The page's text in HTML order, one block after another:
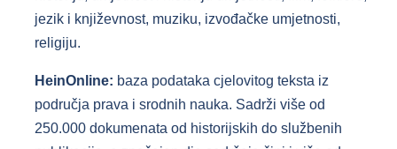
jezik i književnost, muziku, izvođačke umjetnosti,
religiju.
HeinOnline: baza podataka cjelovitog teksta iz
područja prava i srodnih nauka. Sadrži više od
250.000 dokumenata od historijskih do službenih